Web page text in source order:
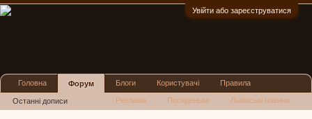
Увійти або зареєструватися
Головна Форум
Останні дописи
Блоги Користувачі Правила
Реклама Посиденьки Львівські новини